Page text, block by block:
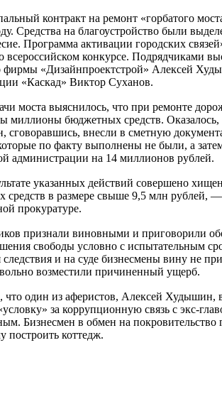
контракт на ремонт «горбатого
Средства на благоустройство были
Программа активации городских
всероссийском конкурсе. Подрядчиками
фирмы «Дизайнпроектстрой» Алексей
«Каскад» Виктор Суханов.
моста выяснилось, что при ремонте
миллионы бюджетных средств. Оказалось,
сговоравшись, внесли в сметную
по факту выполнены не были, а
администрации на 14 миллионов рублей.
указанных действий совершено
средств в размере свыше 9,5 млн рублей,
прокуратуре.
признали виновными и приговорили
свободы условно с испытательным
и на суде бизнесмены вину не
возместили причиненный ущерб.
что один из аферистов, Алексей Худышин,
за коррупционную связь с экс-
Бизнесмен в обмен на покровительство
построить коттедж.